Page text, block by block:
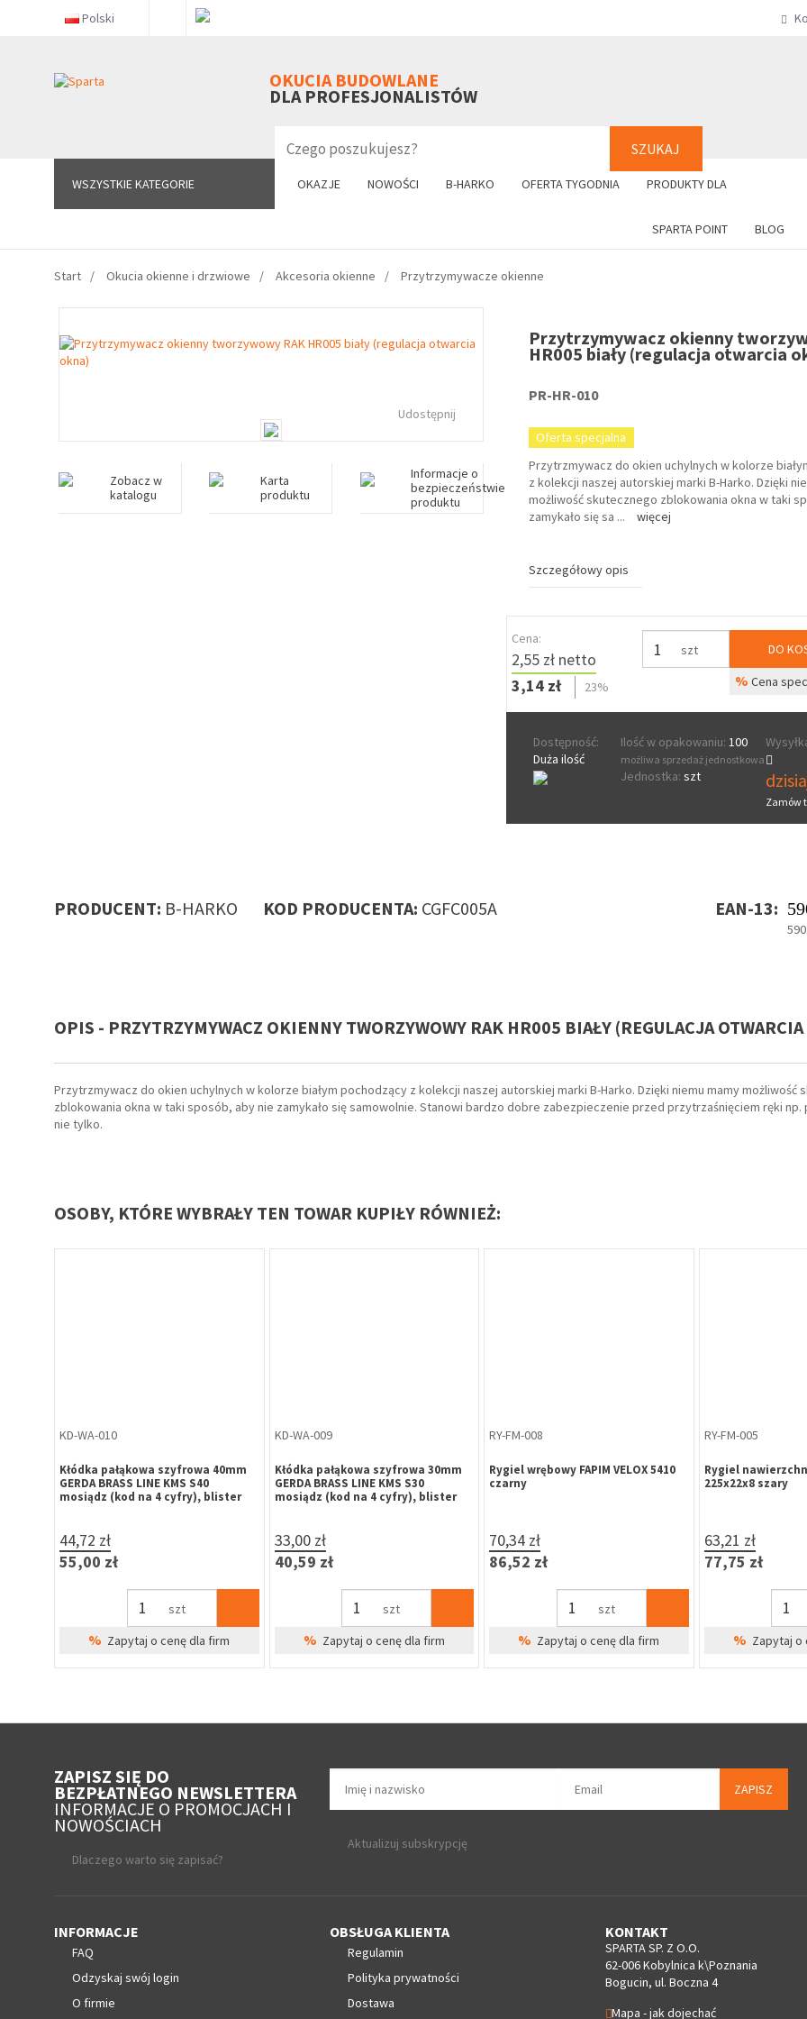
Polski
OKUCIA BUDOWLANE
DLA PROFESJONALISTÓW
SZUKAJ
WSZYSTKIE KATEGORIE OKAZJE NOWOŚCI B-HARKO OFERTA TYGODNIA PRODUKTY DLA
SPARTA POINT BLOG
WSZYSTKIE KATEGORIE +48 61
Start Okucia okienne i drzwiowe Akcesoria okienne Przytrzymywacze okienne
Udostępnij
Zobacz w
katalogu
Karta
produktu
Informacje o
bezpieczeństwie
produktu
Przytrzymywacz okienny
HR005 biały (regulacja otwarcia
PR-HR-010
Oferta specjalna
Przytrzmywacz do okien uchylnych w kolorze
z kolekcji naszej autorskiej marki B-Harko. Dzięki
możliwość skutecznego zblokowania okna w taki
zamykało się sa ... więcej
Szczegółowy opis
Cena:
2,55 zł netto
3,14 zł
23%
szt DO
% Cena
Dostępność:
Duża ilość
Ilość w opakowaniu: 100
możliwa sprzedaż jednostkowa
Jednostka: szt
Zamów
PRODUCENT: B-HARKO KOD PRODUCENTA: CGFC005A EAN-13:
OPIS - PRZYTRZYMYWACZ OKIENNY TWORZYWOWY RAK HR005 BIAŁY (REGULACJA
Przytrzmywacz do okien uchylnych w kolorze białym pochodzący z kolekcji naszej autorskiej marki B-Harko. Dzięki niemu mamy możliwość
zblokowania okna w taki sposób, aby nie zamykało się samowolnie. Stanowi bardzo dobre zabezpieczenie przed przytrzaśnięciem ręki np.
nie tylko.
OSOBY, KTÓRE WYBRAŁY TEN TOWAR KUPIŁY RÓWNIEŻ:
ZA-ME-010
Zatrzask balkonowy z rolką, na
słupek ruchomy
7,63 zł
9,38 zł
szt
% Zapytaj o cenę dla firm
ZA-ME-011
Zatrzask balkonowy z rolką, profil
okienny Aluplast / Wital / Decco
7,63 zł
9,38 zł
szt
% Zapytaj o cenę dla firm
ZA-ME-012
Zatrzask balkonowy z rolką, profil
okienny Brugmann / Veka
7,63 zł
9,38 zł
Zapytaj o cenę dla firm
KL-ME-025
Klej
klejenia uszczelek
4,99 zł
6,14 zł
% Zapytaj o
ZAPISZ SIĘ DO
BEZPŁATNEGO NEWSLETTERA
INFORMACJE O PROMOCJACH I
NOWOŚCIACH
Dlaczego warto się zapisać?
ZAPISZ
Aktualizuj subskrypcję
INFORMACJE
FAQ
Odzyskaj swój login
O firmie
OBSŁUGA KLIENTA
Regulamin
Polityka prywatności
Dostawa
KONTAKT
SPARTA SP. Z O.O.
62-006 Kobylnica k\Poznania
Bogucin, ul. Boczna 4
Mapa - jak dojechać